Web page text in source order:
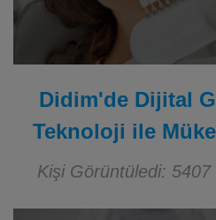
Didim'de Dijital
Teknoloji ile
Kişi Görüntüledi: 5407